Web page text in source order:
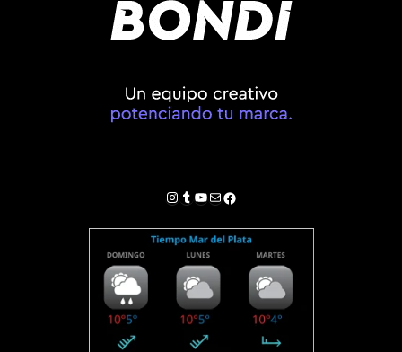
Instagram
Tumblr
YouTube
Correo electrónico
Facebook